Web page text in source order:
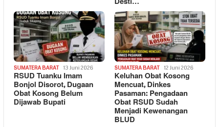
SUMATERA BARAT 13 Juni 2026
RSUD Tuanku Imam
Bonjol Disorot, Dugaan
Obat Kosong Belum
Dijawab Bupati
SUMATERA BARAT 12 Juni 2026
Keluhan Obat Kosong
Mencuat, Dinkes
Pasaman: Pengadaan
Obat RSUD Sudah
Menjadi Kewenangan
BLUD